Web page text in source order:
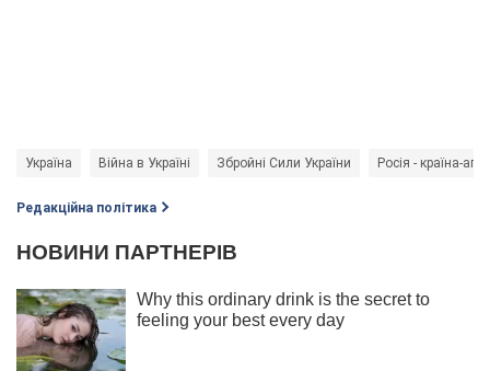
Україна Війна в Україні Збройні Сили України Росія - країна-
Редакційна політика